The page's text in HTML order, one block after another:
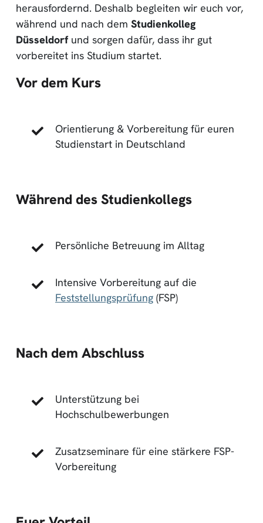
herausfordernd. Deshalb begleiten wir euch vor,
während und nach dem Studienkolleg
Düsseldorfund sorgen dafür, dass ihr gut
vorbereitet ins Studium startet.
Vor dem Kurs
Orientierung & Vorbereitung für euren
Studienstart in Deutschland
Während des Studienkollegs
Persönliche Betreuung im Alltag
Intensive Vorbereitung auf die
Feststellungsprüfung (FSP)
Nach dem Abschluss
Unterstützung bei
Hochschulbewerbungen
Zusatzseminare für eine stärkere FSP-
Vorbereitung